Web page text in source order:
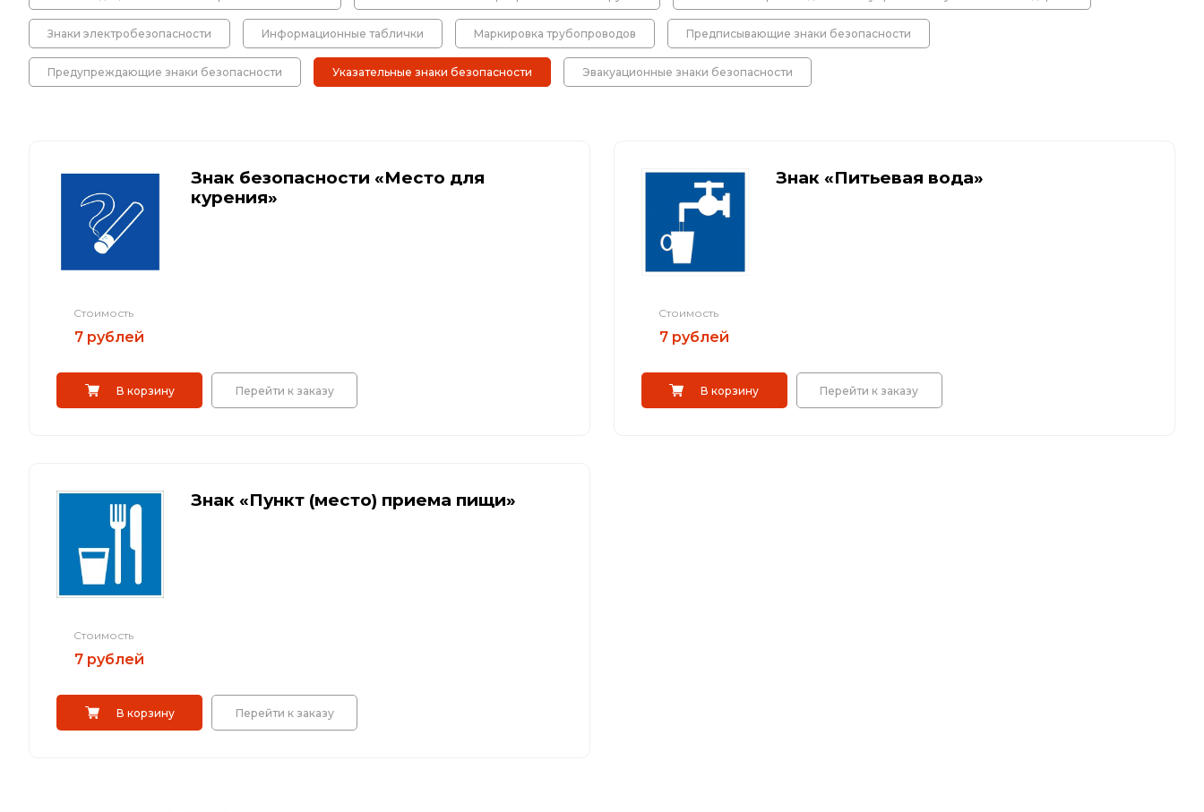
Искусственная дорожная неровность (ИДН), демпферы Металлические колесоотбойники
Сферические дорожные зеркала Светофоры
Материалы для дорожной разметки Знаки безопасности
Знаки магистральных газопроводов Дорожное оборудование
Знаки электробезопасности Информационные таблички Маркировка трубопроводов Предписывающие знаки безопасности
Предупреждающие знаки безопасности Указательные знаки безопасности Эвакуационные знаки безопасности
Знак безопасности «Место для
курения»
Стоимость
7 рублей
В корзину Перейти к заказу
Знак «Питьевая вода»
Стоимость
7 рублей
В корзину Перейти к заказу
Знак «Пункт (место) приема пищи»
Стоимость
7 рублей
В корзину Перейти к заказу